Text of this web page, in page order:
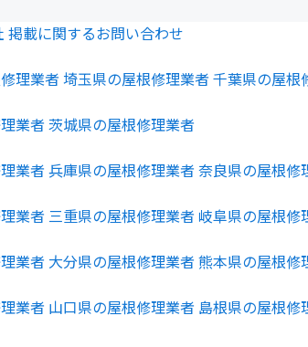
掲載に関するお問い合わせ
理業者埼玉県の屋根修理業者千葉県の屋根
業者茨城県の屋根修理業者
業者兵庫県の屋根修理業者奈良県の屋根修
業者 三重県の屋根修理業者岐阜県の屋根修
業者 大分県の屋根修理業者熊本県の屋根修
業者 山口県の屋根修理業者 島根県の屋根修